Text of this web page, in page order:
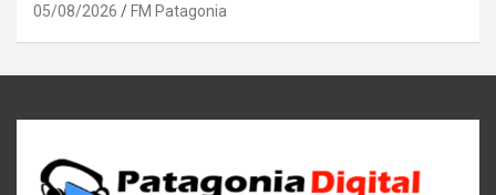
05/08/2026 FM Patagonia